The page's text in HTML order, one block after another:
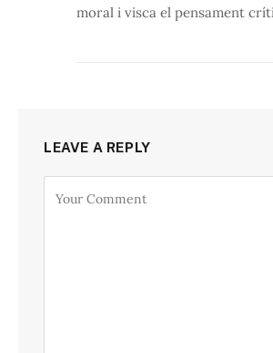
moral i visca el pensament
LEAVE A REPLY